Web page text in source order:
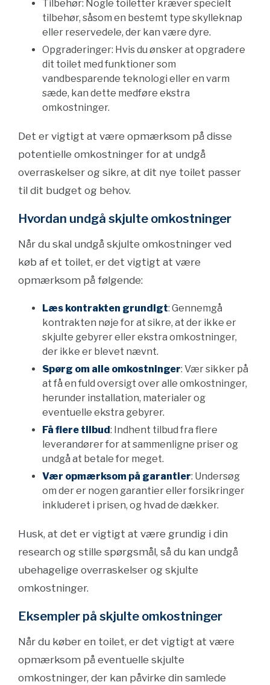
Tilbehør: Nogle toiletter kræver specielt
tilbehør, såsom en bestemt type skylleknap
eller reservedele, der kan være dyre.
Opgraderinger: Hvis du ønsker at opgradere
dit toilet med funktioner som
vandbesparende teknologi eller en varm
sæde, kan dette medføre ekstra
omkostninger.
Det er vigtigt at være opmærksom på disse
potentielle omkostninger for at undgå
overraskelser og sikre, at dit nye toilet passer
til dit budget og behov.
Hvordan undgå skjulte omkostninger
Når du skal undgå skjulte omkostninger ved
køb af et toilet, er det vigtigt at være
opmærksom på følgende:
Læs kontrakten grundigt: Gennemgå
kontrakten nøje for at sikre, at der ikke er
skjulte gebyrer eller ekstra omkostninger,
der ikke er blevet nævnt.
Spørg om alle omkostninger: Vær sikker på
at få en fuld oversigt over alle omkostninger,
herunder installation, materialer og
eventuelle ekstra gebyrer.
Få flere tilbud: Indhent tilbud fra flere
leverandører for at sammenligne priser og
undgå at betale for meget.
Vær opmærksom på garantier: Undersøg
om der er nogen garantier eller forsikringer
inkluderet i prisen, og hvad de dækker.
Husk, at det er vigtigt at være grundig i din
research og stille spørgsmål, så du kan undgå
ubehagelige overraskelser og skjulte
omkostninger.
Eksempler på skjulte omkostninger
Når du køber en toilet, er det vigtigt at være
opmærksom på eventuelle skjulte
omkostninger, der kan påvirke din samlede